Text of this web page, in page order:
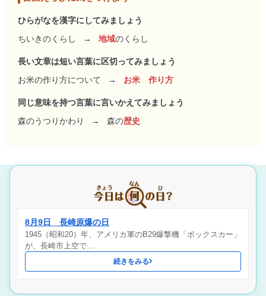
ひらがなを漢字にしてみましょう
ちいきのくらし
→ 地域のくらし
長い文章は短い言葉に区切ってみましょう
お米の作り方について
→ お米 作り方
同じ意味を持つ言葉に言いかえてみましょう
森のうつりかわり
→ 森の歴史
8月9日 長崎原爆の日
1945（昭和20）年、アメリカ軍のB29爆撃機「ボックスカー」
が、長崎市上空で…
続きをみる